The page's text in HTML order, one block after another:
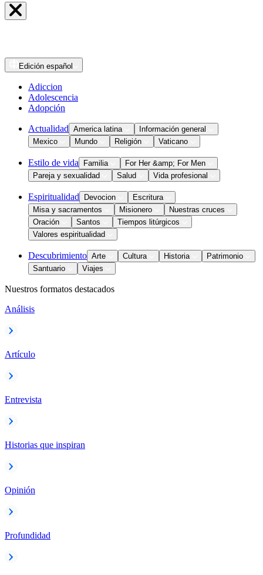
Edición español
Adiccion
Adolescencia
Adopción
Actualidad America latina
Información general
Mexico
Mundo Religión Vaticano
Estilo de vida Familia
For Her &amp; For Men
Pareja y sexualidad
Salud Vida profesional
Espiritualidad Devocion
Escritura
Misa y sacramentos
Misionero
Nuestras cruces
Oración
Santos
Tiempos litúrgicos
Valores espiritualidad
Descubrimiento Arte Cultura Historia
Patrimonio
Santuario
Viajes
Nuestros formatos destacados
Análisis
Artículo
Entrevista
Historias que inspiran
Opinión
Profundidad